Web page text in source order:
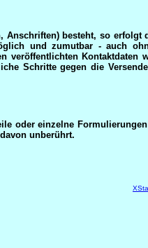
besteht, so erfolgt
und zumutbar - auch
Kontaktdaten
Schritte gegen die
oder einzelne
unberührt.